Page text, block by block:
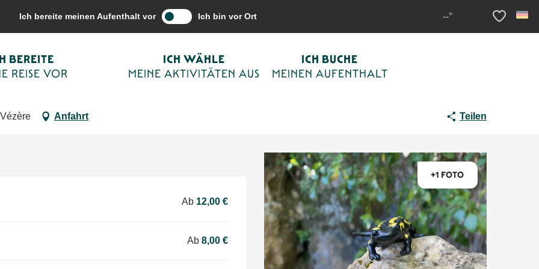
Ich bereite meinen Aufenthalt vor Ich bin vor Ort
--°
Voir les
BEREITE
REISE VOR
ICH WÄHLE
MEINE AKTIVITÄTEN AUS
ICH BUCHE
MEINEN AUFENTHALT
aus Terminkalender von Sarlat Animaux et rituels magiques au Conquil
21:00 bis zu 22:00
Anfahrt Teilen
+1 FOTO
Ab 12,00 €
Ab8,00 €